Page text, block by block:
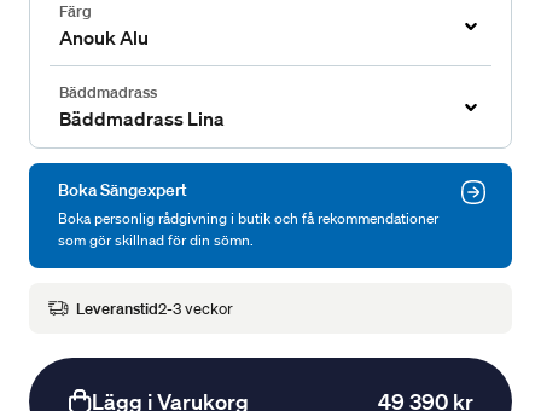
Färg
Anouk Alu
Bäddmadrass
Bäddmadrass Lina
Boka Sängexpert
Boka personlig rådgivning i butik och få rekommendationer
som gör skillnad för din sömn.
Leveranstid2-3 veckor
Lägg i Varukorg 49 390 kr